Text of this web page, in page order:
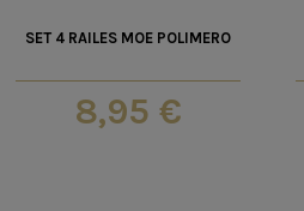
SET 4 RAILES MOE POLIMERO
8,95 €